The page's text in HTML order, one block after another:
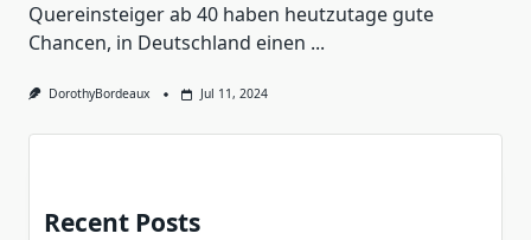
Quereinsteiger ab 40 haben heutzutage gute
Chancen, in Deutschland einen ...
DorothyBordeaux Jul 11, 2024
Recent Posts